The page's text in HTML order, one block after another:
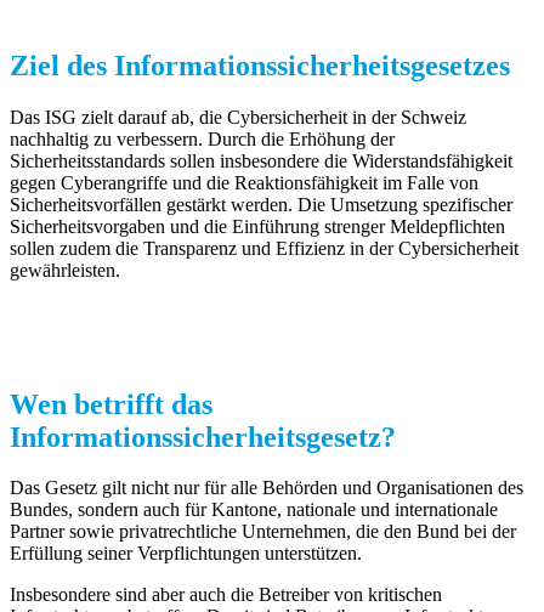
Ziel des Informationssicherheitsgesetzes
Das ISG zielt darauf ab, die Cybersicherheit in der Schweiz
nachhaltig zu verbessern. Durch die Erhöhung der
Sicherheitsstandards sollen insbesondere die Widerstandsfähigkeit
gegen Cyberangriffe und die Reaktionsfähigkeit im Falle von
Sicherheitsvorfällen gestärkt werden. Die Umsetzung spezifischer
Sicherheitsvorgaben und die Einführung strenger Meldepflichten
sollen zudem die Transparenz und Effizienz in der Cybersicherheit
gewährleisten.
Wen betrifft das
Informationssicherheitsgesetz?
Das Gesetz gilt nicht nur für alle Behörden und Organisationen des
Bundes, sondern auch für Kantone, nationale und internationale
Partner sowie privatrechtliche Unternehmen, die den Bund bei der
Erfüllung seiner Verpflichtungen unterstützen.
Insbesondere sind aber auch die Betreiber von kritischen